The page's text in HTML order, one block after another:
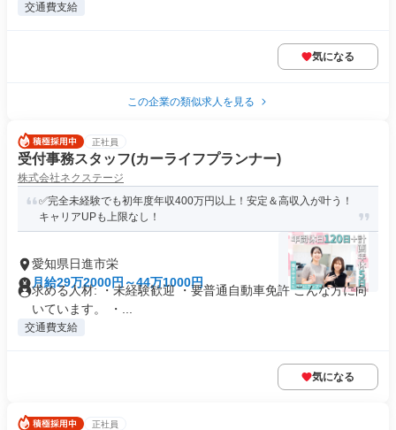
交通費支給
気になる
この企業の類似求人を見る
正社員
受付事務スタッフ(カーライフプランナー)
株式会社ネクステージ
✅完全未経験でも初年度年収400万円以上！安定＆高収入が叶う！
キャリアUPも上限なし！
愛知県日進市栄
月給29万2000円～44万1000円
求める人材: ・未経験歓迎 ・要普通自動車免許 こんな方に向
いています。 ・...
交通費支給
気になる
正社員